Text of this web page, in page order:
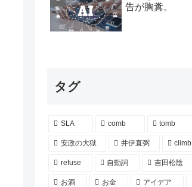
告が胸糞。
タグ
SLA comb tomb
安政の大獄 井伊直弼 climb
refuse 自動詞 吉田松陰
お酒 お金 アイデア